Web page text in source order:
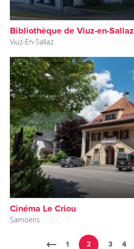
Bibliothèque de Viuz-en-Sallaz
Viuz-En-Sallaz
Cinéma Le Criou
Samoëns
1 2 3 4